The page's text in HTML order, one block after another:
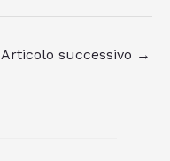
Articolo successivo →